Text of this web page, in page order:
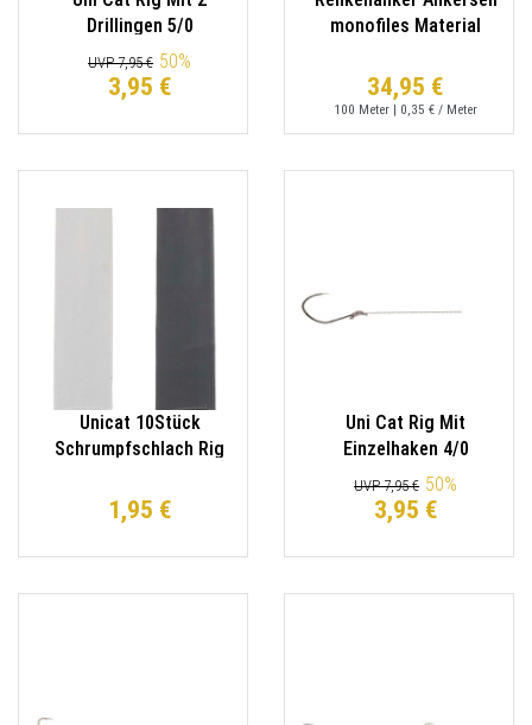
Drillingen 5/0
UVP 7,95 € 50%
3,95 €
monofiles Material
Lauflänge 125kg
Tragkraft
34,95 €
100 Meter | 0,35 € / Meter
Unicat 10Stück
Schrumpfschlach Rig
black 10mm
1,95 €
Uni Cat Rig Mit
Einzelhaken 4/0
UVP 7,95 € 50%
3,95 €